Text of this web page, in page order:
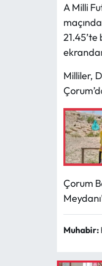
A Milli
Milliler,
Çorum
Muhabir:
Mecitözü Haberleri
Oğuzlar Haberleri
Ortaköy Haberleri
Osmancık Haberleri
Otomotiv
Resmi İlan